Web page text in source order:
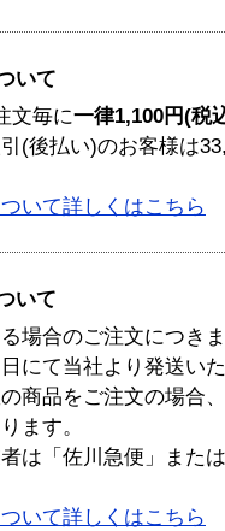
いて
文毎に一律1,100円(税
(後払い)のお客様は
いて詳しくはこちら
いて
場合のご注文につき
にて当社より発送い
商品をご注文の場合
ます。
は「佐川急便」また
いて詳しくはこちら